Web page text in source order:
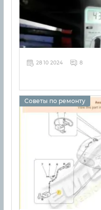
28 10 2024 8
Советы по ремонту